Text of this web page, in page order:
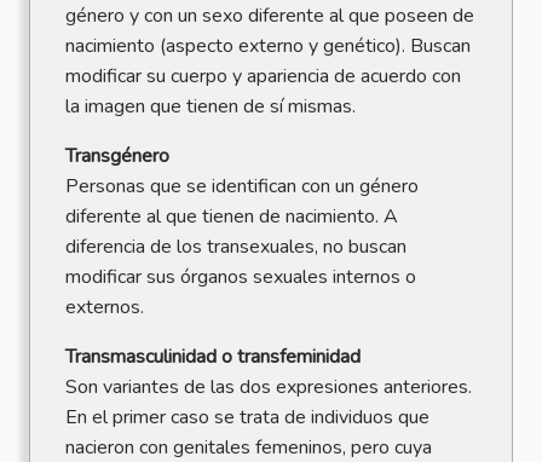
género y con un sexo diferente al que poseen de
nacimiento (aspecto externo y genético). Buscan
modificar su cuerpo y apariencia de acuerdo con
la imagen que tienen de sí mismas.
Transgénero
Personas que se identifican con un género
diferente al que tienen de nacimiento. A
diferencia de los transexuales, no buscan
modificar sus órganos sexuales internos o
externos.
Transmasculinidad o transfeminidad
Son variantes de las dos expresiones anteriores.
En el primer caso se trata de individuos que
nacieron con genitales femeninos, pero cuya